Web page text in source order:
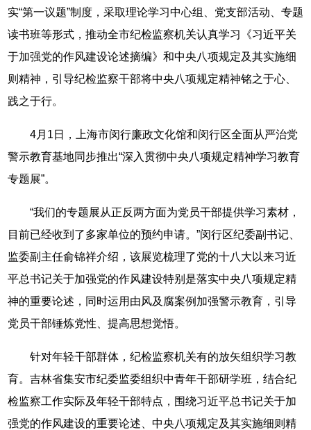
实“第一议题”制度，采取理论学习中心组、党支部活动、专题
读书班等形式，推动全市纪检监察机关认真学习《习近平关
于加强党的作风建设论述摘编》和中央八项规定及其实施细
则精神，引导纪检监察干部将中央八项规定精神铭之于心、
践之于行。
4月1日，上海市闵行廉政文化馆和闵行区全面从严治党
警示教育基地同步推出“深入贯彻中央八项规定精神学习教育
专题展”。
“我们的专题展从正反两方面为党员干部提供学习素材，
目前已经收到了多家单位的预约申请。”闵行区纪委副书记、
监委副主任俞锦祥介绍，该展览梳理了党的十八大以来习近
平总书记关于加强党的作风建设特别是落实中央八项规定精
神的重要论述，同时运用由风及腐案例加强警示教育，引导
党员干部锤炼党性、提高思想觉悟。
针对年轻干部群体，纪检监察机关有的放矢组织学习教
育。吉林省集安市纪委监委组织中青年干部研学班，结合纪
检监察工作实际及年轻干部特点，围绕习近平总书记关于加
强党的作风建设的重要论述、中央八项规定及其实施细则精